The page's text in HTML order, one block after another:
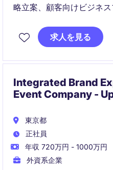
略立案、顧客向けビジネ
ィング・サプライチェー
ォーマンス向上に貢献しま
求人を見る
Integrated Brand
Event Company -
東京都
正社員
年収 720万円 - 1000万円
外資系企業